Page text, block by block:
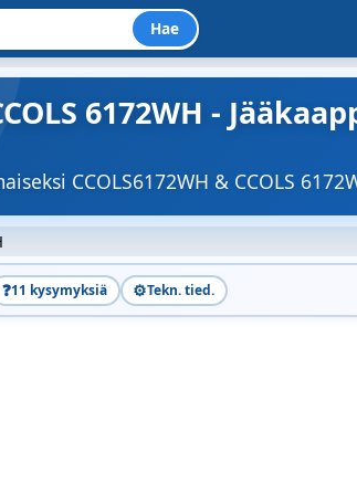
Hae
6172WH -
CCOLS6172WH & CCOLS
❓11 kysymyksiä ⚙️Tekn. tied.